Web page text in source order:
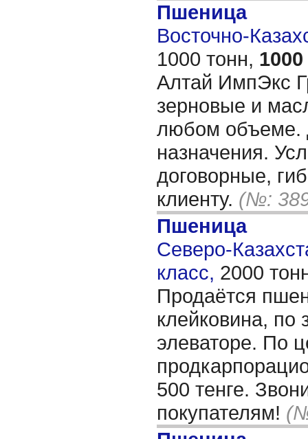
Пшеница
Восточно-
1000 тонн, 1000
Алтай ИмпЭкс
зерновые и
любом объеме.
назначения.
договорные,
клиенту. (№:
Пшеница
Северо-
класс, 2000
Продаётся
клейковина, по
элеваторе. По
500 тенге.
покупателям!